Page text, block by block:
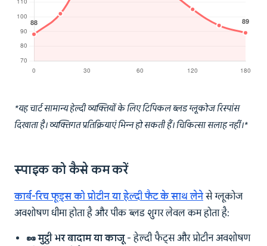
*यह चार्ट सामान्य हेल्दी व्यक्तियों के लिए टिपिकल ब्लड ग्लूकोज रिस्पांस
दिखाता है। व्यक्तिगत प्रतिक्रियाएं भिन्न हो सकती हैं। चिकित्सा सलाह नहीं।*
स्पाइक को कैसे कम करें
कार्ब-रिच फूड्स को प्रोटीन या हेल्दी फैट के साथ लेनेसे ग्लूकोज
अवशोषण धीमा होता है और पीक ब्लड शुगर लेवल कम होता है:
🥜 मुट्ठी भर बादाम या काजू- हेल्दी फैट्स और प्रोटीन अवशोषण